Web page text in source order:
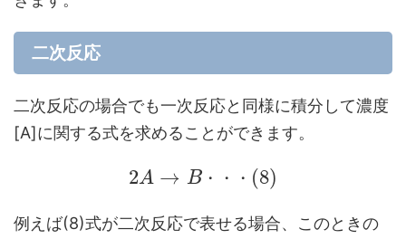
二次反応
二次反応の場合でも一次反応と同様に積分して濃度
[A]に関する式を求めることができます。
2A → B・ ・ ・ (8)
例えば(8)式が二次反応で表せる場合、このときの